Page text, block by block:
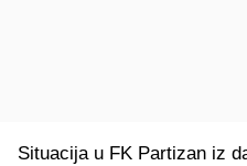
Situacija u FK Partizan iz